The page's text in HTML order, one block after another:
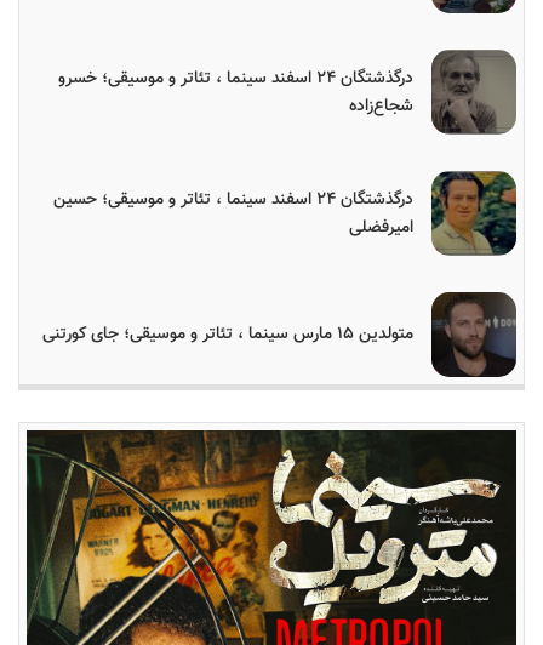
درگذشتگان ۲۴ اسفند سینما ، تئاتر و موسیقی؛ خسرو
شجاع‌زاده
درگذشتگان ۲۴ اسفند سینما ، تئاتر و موسیقی؛ حسین
امیرفضلی
متولدین ۱۵ مارس سینما ، تئاتر و موسیقی؛ جای کورتنی